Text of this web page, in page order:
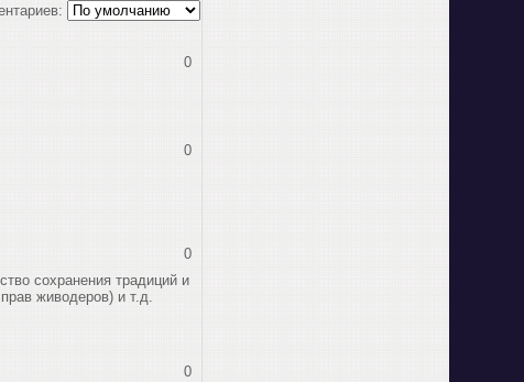
0
0
0
сохранения традиций и
живодеров) и т.д.
0